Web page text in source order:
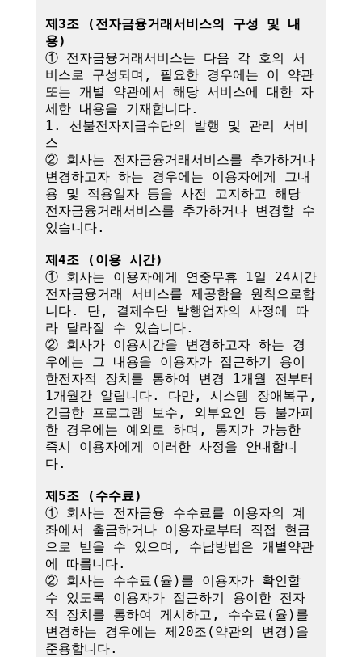
제3조 (전자금융거래서비스의 구성 및 내
용)
① 전자금융거래서비스는 다음 각 호의 서
비스로 구성되며, 필요한 경우에는 이 약관
또는 개별 약관에서 해당 서비스에 대한 자
세한 내용을 기재합니다.
1. 선불전자지급수단의 발행 및 관리 서비
스
② 회사는 전자금융거래서비스를 추가하거나
변경하고자 하는 경우에는 이용자에게 그내
용 및 적용일자 등을 사전 고지하고 해당
전자금융거래서비스를 추가하거나 변경할 수
있습니다.
제4조 (이용 시간)
① 회사는 이용자에게 연중무휴 1일 24시간
전자금융거래 서비스를 제공함을 원칙으로합
니다. 단, 결제수단 발행업자의 사정에 따
라 달라질 수 있습니다.
② 회사가 이용시간을 변경하고자 하는 경
우에는 그 내용을 이용자가 접근하기 용이
한전자적 장치를 통하여 변경 1개월 전부터
1개월간 알립니다. 다만, 시스템 장애복구,
긴급한 프로그램 보수, 외부요인 등 불가피
한 경우에는 예외로 하며, 통지가 가능한
즉시 이용자에게 이러한 사정을 안내합니
다.
제5조 (수수료)
① 회사는 전자금융 수수료를 이용자의 계
좌에서 출금하거나 이용자로부터 직접 현금
으로 받을 수 있으며, 수납방법은 개별약관
에 따릅니다.
② 회사는 수수료(율)를 이용자가 확인할
수 있도록 이용자가 접근하기 용이한 전자
적 장치를 통하여 게시하고, 수수료(율)를
변경하는 경우에는 제20조(약관의 변경)을
준용합니다.